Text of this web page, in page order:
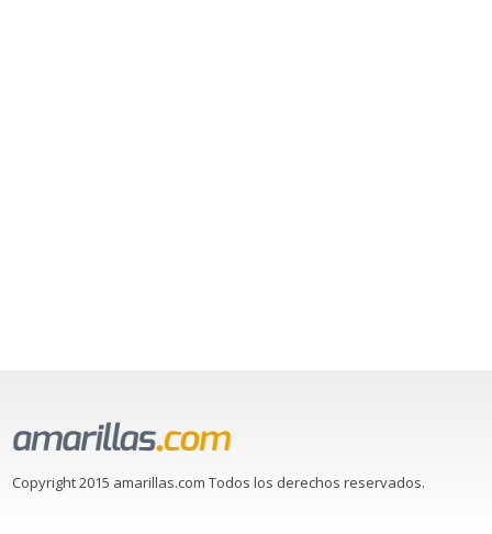
Copyright 2015 amarillas.com Todos los derechos reservados.